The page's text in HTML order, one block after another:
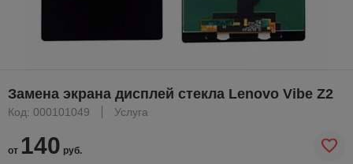
Замена экрана дисплей стекла Lenovo Vibe Z2
Код: 000101049 Услуга
от 140 руб.